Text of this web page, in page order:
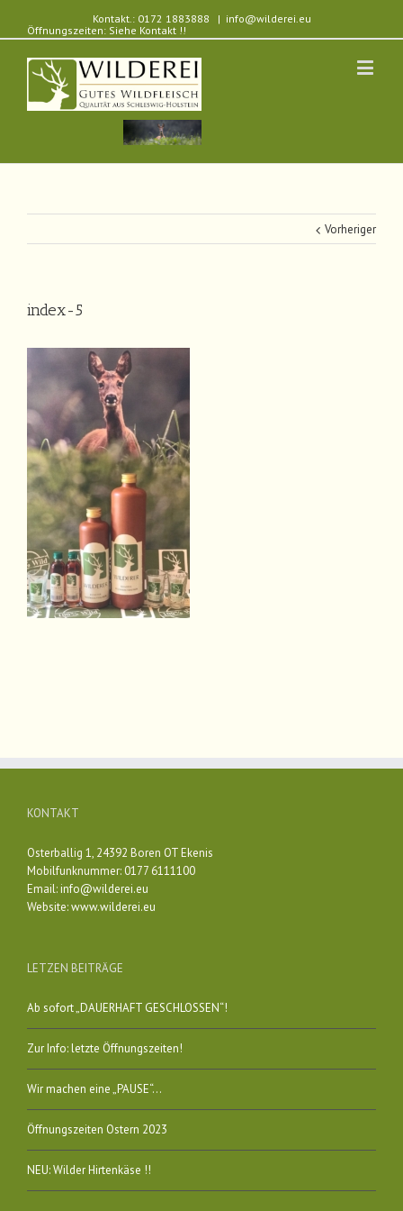
Kontakt.: 0172 1883888
Öffnungszeiten: Siehe Kontakt !!
| info@wilderei.eu
Vorheriger
index-5
KONTAKT
Osterballig 1, 24392 Boren OT Ekenis
Mobilfunknummer: 0177 6111100
Email:info@wilderei.eu
Website:www.wilderei.eu
LETZEN BEITRÄGE
Ab sofort „DAUERHAFT GESCHLOSSEN“!
Zur Info: letzte Öffnungszeiten!
Wir machen eine „PAUSE“…
Öffnungszeiten Ostern 2023
NEU: Wilder Hirtenkäse !!